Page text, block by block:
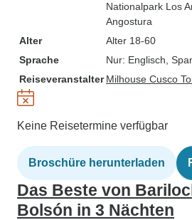
Nationalpark Los
Angostura
Alter
Alter 18-60
Sprache
Nur: Englisch,
Reiseveranstalter Milhouse Cusco
Keine Reisetermine verfügbar
Broschüre herunterladen
Das Beste von
Bolsón in 3 Nächten